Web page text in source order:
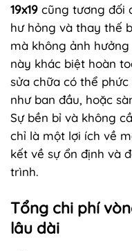
19x19 cũng tương đối
hư hỏng và thay thế
mà không ảnh
này khác biệt hoàn
sửa chữa có thể
như ban đầu, hoặc
Sự bền bỉ và không
chỉ là một lợi ích về
kết về sự ổn định và
trình.
Tổng chi phí
lâu dài